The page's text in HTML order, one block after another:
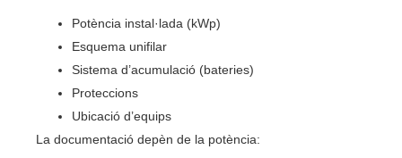
Potència instal·lada (kWp)
Esquema unifilar
Sistema d’acumulació (bateries)
Proteccions
Ubicació d’equips
La documentació depèn de la potència: